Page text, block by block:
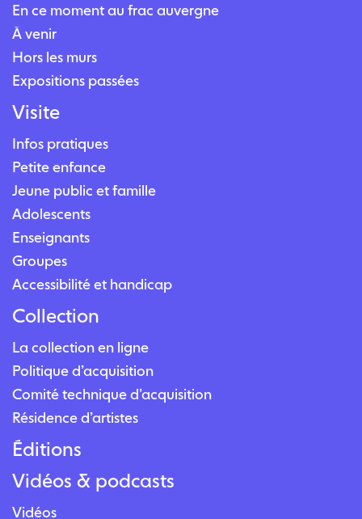
En ce moment au frac auvergne
À venir
Hors les murs
Expositions passées
Visite
Infos pratiques
Petite enfance
Jeune public et famille
Adolescents
Enseignants
Groupes
Accessibilité et handicap
Collection
La collection en ligne
Politique d’acquisition
Comité technique d’acquisition
Résidence d’artistes
Éditions
Vidéos & podcasts
Vidéos